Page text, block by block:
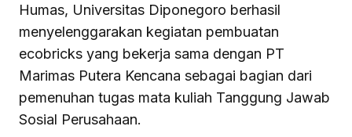
Humas, Universitas Diponegoro berhasil
menyelenggarakan kegiatan pembuatan
ecobricks yang bekerja sama dengan PT
Marimas Putera Kencana sebagai bagian dari
pemenuhan tugas mata kuliah Tanggung Jawab
Sosial Perusahaan.